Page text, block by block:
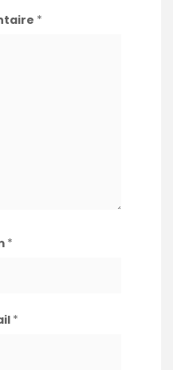
*
*
*